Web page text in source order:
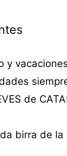
y
de
birra de